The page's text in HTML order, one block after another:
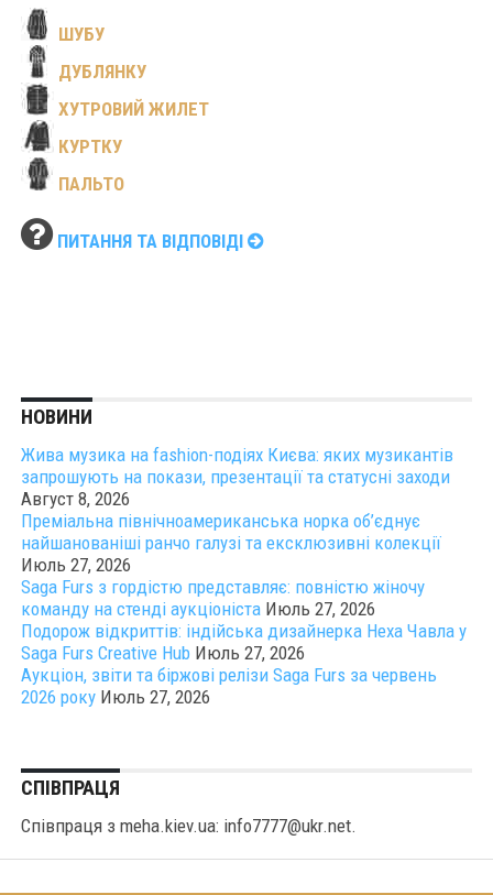
ШУБУ
ДУБЛЯНКУ
ХУТРОВИЙ ЖИЛЕТ
КУРТКУ
ПАЛЬТО
ПИТАННЯ ТА ВІДПОВІДІ
НОВИНИ
Жива музика на fashion-подіях Києва: яких музикантів
запрошують на покази, презентації та статусні заходи
Август 8, 2026
Преміальна північноамериканська норка об’єднує
найшанованіші ранчо галузі та ексклюзивні колекції
Июль 27, 2026
Saga Furs з гордістю представляє: повністю жіночу
команду на стенді аукціоніста Июль 27, 2026
Подорож відкриттів: індійська дизайнерка Неха Чавла у
Saga Furs Creative Hub Июль 27, 2026
Аукціон, звіти та біржові релізи Saga Furs за червень
2026 року Июль 27, 2026
СПІВПРАЦЯ
Співпраця з meha.kiev.ua: info7777@ukr.net.